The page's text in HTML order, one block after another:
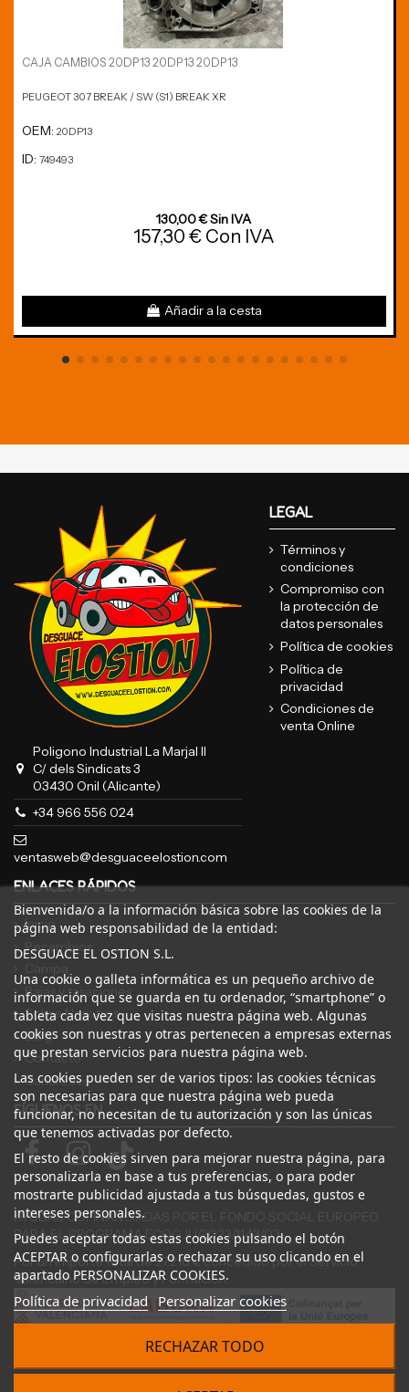
CAJA CAMBIOS 20DP13 20DP13 20DP13
PEUGEOT 307 BREAK / SW (S1) BREAK XR
OEM: 20DP13
ID: 749493
130,00 € Sin IVA
157,30 € Con IVA
Añadir a la cesta
Poligono Industrial La Marjal II
C/ dels Sindicats 3
03430 Onil (Alicante)
+34 966 556 024
ventasweb@desguaceelostion.com
LEGAL
Términos y
condiciones
Compromiso con
la protección de
datos personales
Política de cookies
Política de
privacidad
Condiciones de
venta Online
ENLACES RÁPIDOS
Inicio
Recambios
Bajas y tasaciones
Sobre Nosotros
Blog
Contacto
Canal Ético
Bienvenida/o a la información básica sobre las cookies de la
página web responsabilidad de la entidad:
DESGUACE EL OSTION S.L.
Una cookie o galleta informática es un pequeño archivo de
información que se guarda en tu ordenador, “smartphone” o
tableta cada vez que visitas nuestra página web. Algunas
cookies son nuestras y otras pertenecen a empresas externas
que prestan servicios para nuestra página web.
Las cookies pueden ser de varios tipos: las cookies técnicas
son necesarias para que nuestra página web pueda
funcionar, no necesitan de tu autorización y son las únicas
que tenemos activadas por defecto.
El resto de cookies sirven para mejorar nuestra página, para
personalizarla en base a tus preferencias, o para poder
mostrarte publicidad ajustada a tus búsquedas, gustos e
intereses personales.
Puedes aceptar todas estas cookies pulsando el botón
ACEPTAR o configurarlas o rechazar su uso clicando en el
apartado PERSONALIZAR COOKIES.
Política de privacidad Personalizar cookies
RECHAZAR TODO
SÍGUENOS EN
AYUDAS COFINANCIADAS POR EL FONDO SOCIAL EUROPEO
PARA EL PROGRAMA ECOGJU/2023/1143/03
Por un importe total de 27.216 € concedido por el Servicio
Valenciano de Empleo y Formación.